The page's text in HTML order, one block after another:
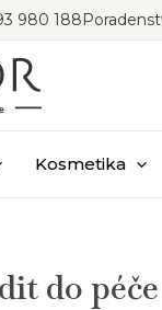
980 188
Kosmetika
do